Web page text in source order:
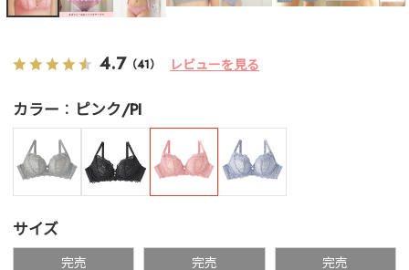
4.7 （41） レビューを見る
カラー ピンク/PI
サイズ
完売 完売 完売